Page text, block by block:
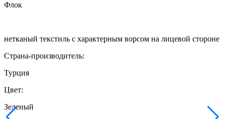
Флок
нетканый текстиль с характерным ворсом на лицевой стороне
Страна-производитель:
Турция
Цвет:
Зеленый